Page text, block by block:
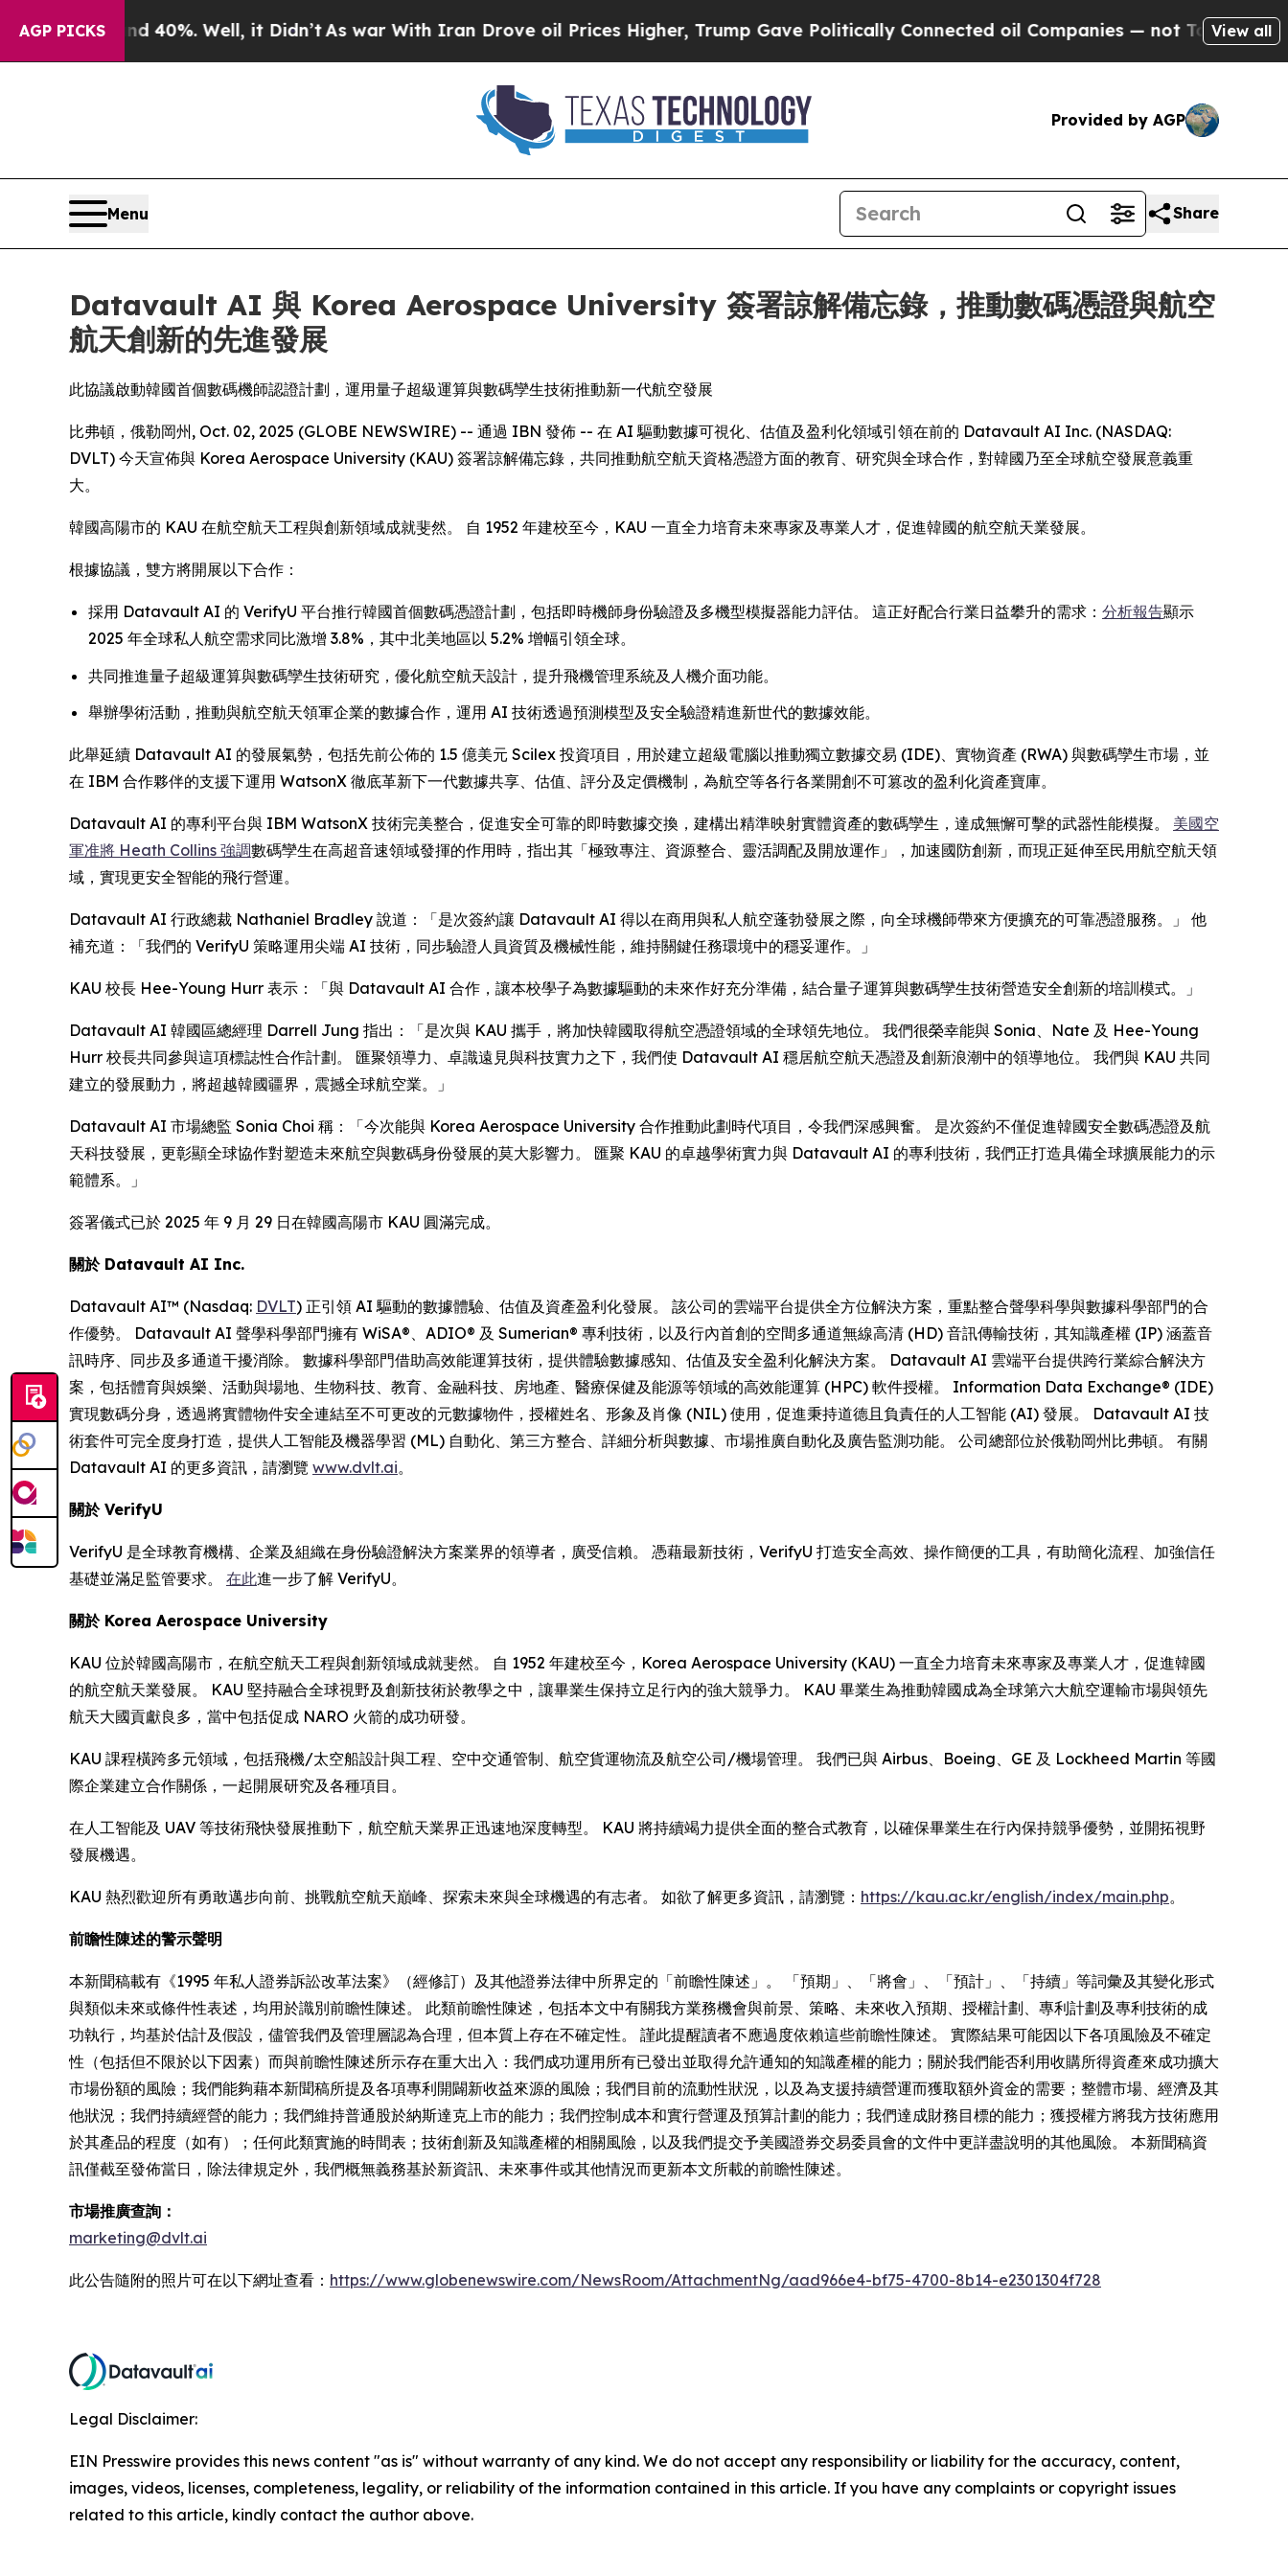
AGP PICKS
40%. Well, it Didn’tAs war With Iran Drove oil Prices Higher, Trump Gave Politically Connected oil Companies — not Taxpayers — theView all
Provided by AGP
Menu Share
Datavault AI 與 Korea Aerospace University 簽署諒解備忘錄，推動數碼憑證與航空
航天創新的先進發展
此協議啟動韓國首個數碼機師認證計劃，運用量子超級運算與數碼孿生技術推動新一代航空發展
比弗頓，俄勒岡州, Oct. 02, 2025 (GLOBE NEWSWIRE) -- 通過 IBN 發佈 -- 在 AI 驅動數據可視化、估值及盈利化領域引領在前的 Datavault AI Inc. (NASDAQ:
DVLT) 今天宣佈與 Korea Aerospace University (KAU) 簽署諒解備忘錄，共同推動航空航天資格憑證方面的教育、研究與全球合作，對韓國乃至全球航空發展意義重
大。
韓國高陽市的 KAU 在航空航天工程與創新領域成就斐然。 自 1952 年建校至今，KAU 一直全力培育未來專家及專業人才，促進韓國的航空航天業發展。
根據協議，雙方將開展以下合作：
採用 Datavault AI 的 VerifyU 平台推行韓國首個數碼憑證計劃，包括即時機師身份驗證及多機型模擬器能力評估。 這正好配合行業日益攀升的需求： 分析報告顯示
2025 年全球私人航空需求同比激增 3.8%，其中北美地區以 5.2% 增幅引領全球。
共同推進量子超級運算與數碼孿生技術研究，優化航空航天設計，提升飛機管理系統及人機介面功能。
舉辦學術活動，推動與航空航天領軍企業的數據合作，運用 AI 技術透過預測模型及安全驗證精進新世代的數據效能。
此舉延續 Datavault AI 的發展氣勢，包括先前公佈的 1.5 億美元 Scilex 投資項目，用於建立超級電腦以推動獨立數據交易 (IDE)、實物資產 (RWA) 與數碼孿生市場，並
在 IBM 合作夥伴的支援下運用 WatsonX 徹底革新下一代數據共享、估值、評分及定價機制，為航空等各行各業開創不可篡改的盈利化資產寶庫。
Datavault AI 的專利平台與 IBM WatsonX 技術完美整合，促進安全可靠的即時數據交換，建構出精準映射實體資產的數碼孿生，達成無懈可擊的武器性能模擬。 美國空
軍准將 Heath Collins 強調數碼孿生在高超音速領域發揮的作用時，指出其「極致專注、資源整合、靈活調配及開放運作」，加速國防創新，而現正延伸至民用航空航天領
域，實現更安全智能的飛行營運。
Datavault AI 行政總裁 Nathaniel Bradley 說道：「是次簽約讓 Datavault AI 得以在商用與私人航空蓬勃發展之際，向全球機師帶來方便擴充的可靠憑證服務。」 他
補充道：「我們的 VerifyU 策略運用尖端 AI 技術，同步驗證人員資質及機械性能，維持關鍵任務環境中的穩妥運作。」
KAU 校長 Hee-Young Hurr 表示：「與 Datavault AI 合作，讓本校學子為數據驅動的未來作好充分準備，結合量子運算與數碼孿生技術營造安全創新的培訓模式。」
Datavault AI 韓國區總經理 Darrell Jung 指出：「是次與 KAU 攜手，將加快韓國取得航空憑證領域的全球領先地位。 我們很榮幸能與 Sonia、Nate 及 Hee-Young
Hurr 校長共同參與這項標誌性合作計劃。 匯聚領導力、卓識遠見與科技實力之下，我們使 Datavault AI 穩居航空航天憑證及創新浪潮中的領導地位。 我們與 KAU 共同
建立的發展動力，將超越韓國疆界，震撼全球航空業。」
Datavault AI 市場總監 Sonia Choi 稱：「今次能與 Korea Aerospace University 合作推動此劃時代項目，令我們深感興奮。 是次簽約不僅促進韓國安全數碼憑證及航
天科技發展，更彰顯全球協作對塑造未來航空與數碼身份發展的莫大影響力。 匯聚 KAU 的卓越學術實力與 Datavault AI 的專利技術，我們正打造具備全球擴展能力的示
範體系。」
簽署儀式已於 2025 年 9 月 29 日在韓國高陽市 KAU 圓滿完成。
關於 Datavault AI Inc.
Datavault AI™ (Nasdaq: DVLT) 正引領 AI 驅動的數據體驗、估值及資產盈利化發展。 該公司的雲端平台提供全方位解決方案，重點整合聲學科學與數據科學部門的合
作優勢。 Datavault AI 聲學科學部門擁有 WiSA®、ADIO® 及 Sumerian® 專利技術，以及行內首創的空間多通道無線高清 (HD) 音訊傳輸技術，其知識產權 (IP) 涵蓋音
訊時序、同步及多通道干擾消除。 數據科學部門借助高效能運算技術，提供體驗數據感知、估值及安全盈利化解決方案。 Datavault AI 雲端平台提供跨行業綜合解決方
案，包括體育與娛樂、活動與場地、生物科技、教育、金融科技、房地產、醫療保健及能源等領域的高效能運算 (HPC) 軟件授權。 Information Data Exchange® (IDE)
實現數碼分身，透過將實體物件安全連結至不可更改的元數據物件，授權姓名、形象及肖像 (NIL) 使用，促進秉持道德且負責任的人工智能 (AI) 發展。 Datavault AI 技
術套件可完全度身打造，提供人工智能及機器學習 (ML) 自動化、第三方整合、詳細分析與數據、市場推廣自動化及廣告監測功能。 公司總部位於俄勒岡州比弗頓。 有關
Datavault AI 的更多資訊，請瀏覽 www.dvlt.ai。
關於 VerifyU
VerifyU 是全球教育機構、企業及組織在身份驗證解決方案業界的領導者，廣受信賴。 憑藉最新技術，VerifyU 打造安全高效、操作簡便的工具，有助簡化流程、加強信任
基礎並滿足監管要求。 在此進一步了解 VerifyU。
關於 Korea Aerospace University
KAU 位於韓國高陽市，在航空航天工程與創新領域成就斐然。 自 1952 年建校至今，Korea Aerospace University (KAU) 一直全力培育未來專家及專業人才，促進韓國
的航空航天業發展。 KAU 堅持融合全球視野及創新技術於教學之中，讓畢業生保持立足行內的強大競爭力。 KAU 畢業生為推動韓國成為全球第六大航空運輸市場與領先
航天大國貢獻良多，當中包括促成 NARO 火箭的成功研發。
KAU 課程橫跨多元領域，包括飛機/太空船設計與工程、空中交通管制、航空貨運物流及航空公司/機場管理。 我們已與 Airbus、Boeing、GE 及 Lockheed Martin 等國
際企業建立合作關係，一起開展研究及各種項目。
在人工智能及 UAV 等技術飛快發展推動下，航空航天業界正迅速地深度轉型。 KAU 將持續竭力提供全面的整合式教育，以確保畢業生在行內保持競爭優勢，並開拓視野
發展機遇。
KAU 熱烈歡迎所有勇敢邁步向前、挑戰航空航天巔峰、探索未來與全球機遇的有志者。 如欲了解更多資訊，請瀏覽： https://kau.ac.kr/english/index/main.php。
前瞻性陳述的警示聲明
本新聞稿載有《1995 年私人證券訴訟改革法案》（經修訂）及其他證券法律中所界定的「前瞻性陳述」。 「預期」、「將會」、「預計」、「持續」等詞彙及其變化形式
與類似未來或條件性表述，均用於識別前瞻性陳述。 此類前瞻性陳述，包括本文中有關我方業務機會與前景、策略、未來收入預期、授權計劃、專利計劃及專利技術的成
功執行，均基於估計及假設，儘管我們及管理層認為合理，但本質上存在不確定性。 謹此提醒讀者不應過度依賴這些前瞻性陳述。 實際結果可能因以下各項風險及不確定
性（包括但不限於以下因素）而與前瞻性陳述所示存在重大出入：我們成功運用所有已發出並取得允許通知的知識產權的能力；關於我們能否利用收購所得資產來成功擴大
市場份額的風險；我們能夠藉本新聞稿所提及各項專利開闢新收益來源的風險；我們目前的流動性狀況，以及為支援持續營運而獲取額外資金的需要；整體市場、經濟及其
他狀況；我們持續經營的能力；我們維持普通股於納斯達克上市的能力；我們控制成本和實行營運及預算計劃的能力；我們達成財務目標的能力；獲授權方將我方技術應用
於其產品的程度（如有）；任何此類實施的時間表；技術創新及知識產權的相關風險，以及我們提交予美國證券交易委員會的文件中更詳盡說明的其他風險。 本新聞稿資
訊僅截至發佈當日，除法律規定外，我們概無義務基於新資訊、未來事件或其他情況而更新本文所載的前瞻性陳述。
市場推廣查詢：
marketing@dvlt.ai
此公告隨附的照片可在以下網址查看： https://www.globenewswire.com/NewsRoom/AttachmentNg/aad966e4-bf75-4700-8b14-e2301304f728
Legal Disclaimer:
EIN Presswire provides this news content "as is" without warranty of any kind. We do not accept any responsibility or liability for the accuracy, content,
images, videos, licenses, completeness, legality, or reliability of the information contained in this article. If you have any complaints or copyright issues
related to this article, kindly contact the author above.